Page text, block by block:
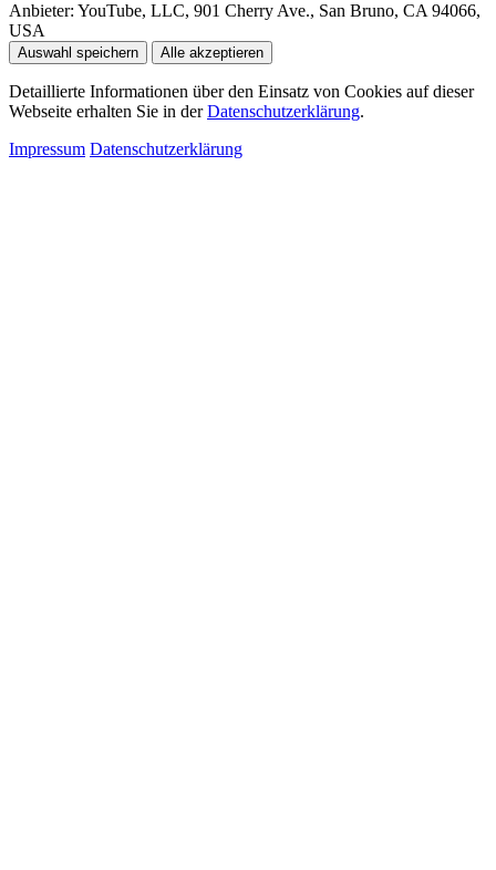
Anbieter: YouTube, LLC, 901 Cherry Ave., San Bruno, CA 94066,
USA
Auswahl speichern Alle akzeptieren
Detaillierte Informationen über den Einsatz von Cookies auf dieser
Webseite erhalten Sie in derDatenschutzerklärung.
Impressum Datenschutzerklärung